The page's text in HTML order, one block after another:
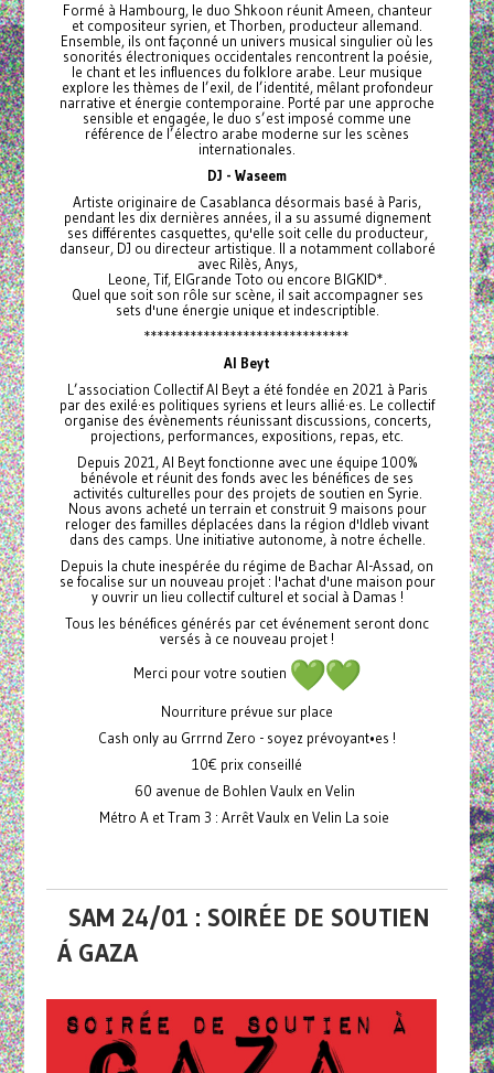
Formé à Hambourg, le duo Shkoon réunit Ameen, chanteur
et compositeur syrien, et Thorben, producteur allemand.
Ensemble, ils ont façonné un univers musical singulier où les
sonorités électroniques occidentales rencontrent la poésie,
le chant et les influences du folklore arabe. Leur musique
explore les thèmes de l’exil, de l’identité, mêlant profondeur
narrative et énergie contemporaine. Porté par une approche
sensible et engagée, le duo s’est imposé comme une
référence de l’électro arabe moderne sur les scènes
internationales.
DJ - Waseem
Artiste originaire de Casablanca désormais basé à Paris,
pendant les dix dernières années, il a su assumé dignement
ses différentes casquettes, qu'elle soit celle du producteur,
danseur, DJ ou directeur artistique. II a notamment collaboré
avec Rilès, Anys,
Leone, Tif, ElGrande Toto ou encore BIGKID*.
Quel que soit son rôle sur scène, il sait accompagner ses
sets d'une énergie unique et indescriptible.
*******************************
Al Beyt
L’association Collectif Al Beyt a été fondée en 2021 à Paris
par des exilé·es politiques syriens et leurs allié·es. Le collectif
organise des évènements réunissant discussions, concerts,
projections, performances, expositions, repas, etc.
Depuis 2021, Al Beyt fonctionne avec une équipe 100%
bénévole et réunit des fonds avec les bénéfices de ses
activités culturelles pour des projets de soutien en Syrie.
Nous avons acheté un terrain et construit 9 maisons pour
reloger des familles déplacées dans la région d'Idleb vivant
dans des camps. Une initiative autonome, à notre échelle.
Depuis la chute inespérée du régime de Bachar Al-Assad, on
se focalise sur un nouveau projet : l'achat d'une maison pour
y ouvrir un lieu collectif culturel et social à Damas !
Tous les bénéfices générés par cet événement seront donc
versés à ce nouveau projet !
Merci pour votre soutien
Nourriture prévue sur place
Cash only au Grrrnd Zero - soyez prévoyant•es !
10€ prix conseillé
60 avenue de Bohlen Vaulx en Velin
Métro A et Tram 3 : Arrêt Vaulx en Velin La soie
SAM 24/01 : SOIRÉE DE SOUTIEN
Á GAZA